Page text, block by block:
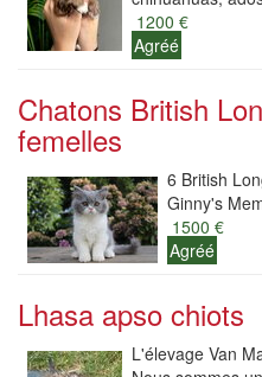
1200 €
Agréé
Chatons British
femelles
6 British
Ginny's
1500 €
Agréé
Lhasa apso chiots
L'élevage Van